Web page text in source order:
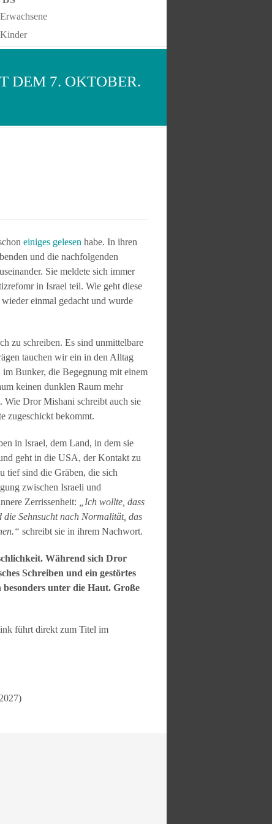
Erwachsene
Kinder
DEM 7. OKTOBER.
einiges gelesen habe. In ihren
und die nachfolgenden
Sie meldete sich immer
in Israel teil. Wie geht diese
einmal gedacht und wurde
zu schreiben. Es sind unmittelbare
tauchen wir ein in den Alltag
Bunker, die Begegnung mit einem
keinen dunklen Raum mehr
Wie Dror Mishani schreibt auch sie
zugeschickt bekommt.
in Israel, dem Land, in dem sie
geht in die USA, der Kontakt zu
tief sind die Gräben, die sich
zwischen Israeli und
Zerrissenheit:
„Ich wollte, dass
Sehnsucht nach Normalität, das
schreibt sie in ihrem Nachwort.
Während sich Dror
Schreiben und ein gestörtes
besonders unter die Haut. Große
führt direkt zum Titel im